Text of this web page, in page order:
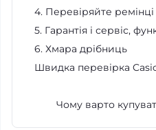
4. Перевіряйте
5. Гарантія і сервіс,
6. Хмара дрібниць
Швидка перевірка
Чому варто